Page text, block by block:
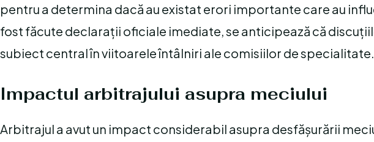
pentru a determina dacă au existat erori importante care au
fost făcute declarații oficiale imediate, se anticipează că
subiect central în viitoarele întâlniri ale comisiilor de specialitate.
Impactul arbitrajului asupra meciului
Arbitrajul a avut un impact considerabil asupra desfășurării